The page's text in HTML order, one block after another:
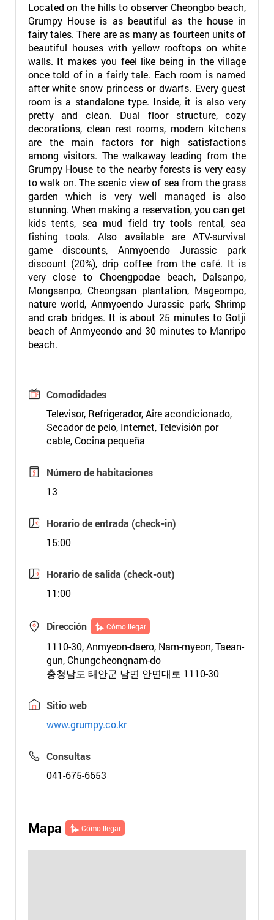
Located on the hills to observer Cheongbo beach,
Grumpy House is as beautiful as the house in
fairy tales. There are as many as fourteen units of
beautiful houses with yellow rooftops on white
walls. It makes you feel like being in the village
once told of in a fairly tale. Each room is named
after white snow princess or dwarfs. Every guest
room is a standalone type. Inside, it is also very
pretty and clean. Dual floor structure, cozy
decorations, clean rest rooms, modern kitchens
are the main factors for high satisfactions
among visitors. The walkaway leading from the
Grumpy House to the nearby forests is very easy
to walk on. The scenic view of sea from the grass
garden which is very well managed is also
stunning. When making a reservation, you can get
kids tents, sea mud field try tools rental, sea
fishing tools. Also available are ATV-survival
game discounts, Anmyoendo Jurassic park
discount (20%), drip coffee from the café. It is
very close to Choengpodae beach, Dalsanpo,
Mongsanpo, Cheongsan plantation, Mageompo,
nature world, Anmyoendo Jurassic park, Shrimp
and crab bridges. It is about 25 minutes to Gotji
beach of Anmyeondo and 30 minutes to Manripo
beach.
Comodidades
Televisor, Refrigerador, Aire acondicionado,
Secador de pelo, Internet, Televisión por
cable, Cocina pequeña
Número de habitaciones
13
Horario de entrada (check-in)
15:00
Horario de salida (check-out)
11:00
Dirección Cómo llegar
1110-30, Anmyeon-daero, Nam-myeon, Taean-
gun, Chungcheongnam-do
충청남도 태안군 남면 안면대로 1110-30
Sitio web
www.grumpy.co.kr
Consultas
041-675-6653
Mapa Cómo llegar